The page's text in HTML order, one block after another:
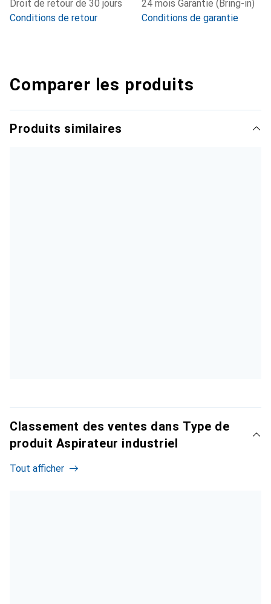
Droit de retour de 30 jours
Conditions de retour
24 mois Garantie (Bring-in)
Conditions de garantie
Comparer les produits
Produits similaires
Classement des ventes dans Type de
produit Aspirateur industriel
Tout afficher